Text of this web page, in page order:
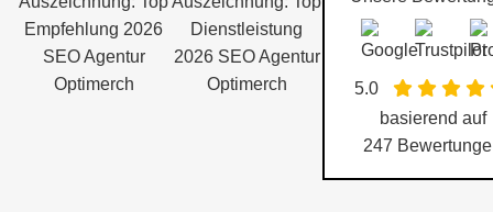
5.0
basierend auf
247